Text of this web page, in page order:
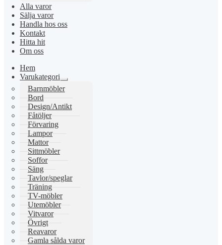
Alla varor
Sälja varor
Handla hos oss
Kontakt
Hitta hit
Om oss
Hem
Varukategori
Expandera
undermeny
Barnmöbler
Bord
Design/Antikt
Fåtöljer
Förvaring
Lampor
Mattor
Sittmöbler
Soffor
Säng
Tavlor/speglar
Träning
TV-möbler
Utemöbler
Vitvaror
Övrigt
Reavaror
Gamla sålda varor